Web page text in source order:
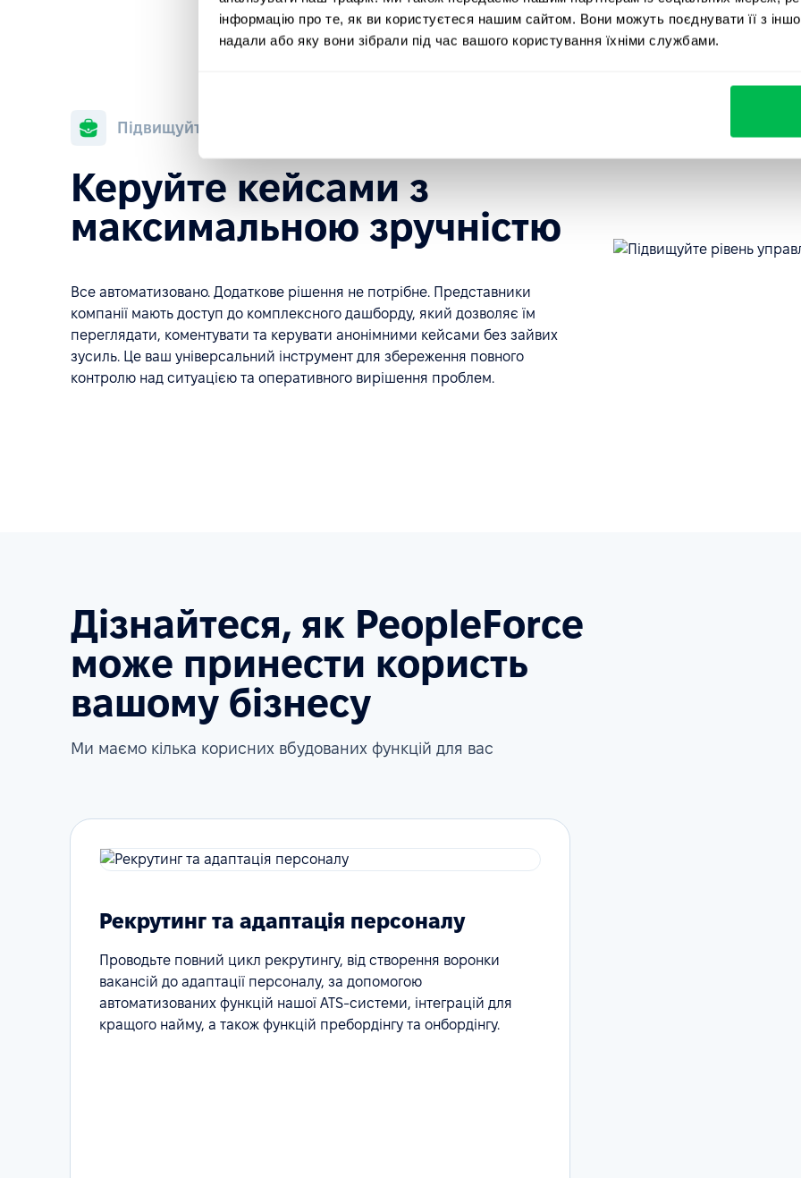
інформацію про те, як ви користуєтеся нашим сайтом. Вони можуть поєднувати її з
надали або яку вони зібрали під час вашого користування їхніми службами.
Підвищуйте рівень управління кейсами
Керуйте кейсами з
максимальною зручністю
Все автоматизовано. Додаткове рішення не потрібне. Представники
компанії мають доступ до комплексного дашборду, який дозволяє їм
переглядати, коментувати та керувати анонімними кейсами без зайвих
зусиль. Це ваш універсальний інструмент для збереження повного
контролю над ситуацією та оперативного вирішення проблем.
Дізнайтеся, як PeopleForce
може принести користь
вашому бізнесу
Ми маємо кілька корисних вбудованих функцій для вас
Рекрутинг та адаптація персоналу
Проводьте повний цикл рекрутингу, від створення воронки
вакансій до адаптації персоналу, за допомогою
автоматизованих функцій нашої ATS-системи, інтеграцій для
кращого найму, а також функцій пребордінгу та онбордінгу.